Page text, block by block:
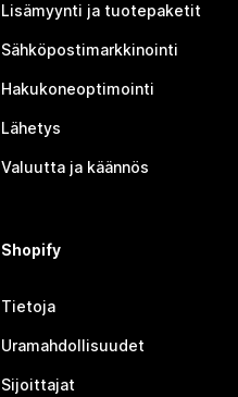
Lisämyynti ja tuotepaketit
Sähköpostimarkkinointi
Hakukoneoptimointi
Lähetys
Valuutta ja käännös
Shopify
Tietoja
Uramahdollisuudet
Sijoittajat